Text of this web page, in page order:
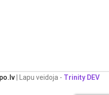
| Lapu veidoja - Trinity DEV